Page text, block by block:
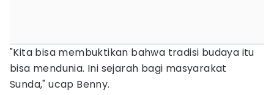
"Kita bisa membuktikan bahwa tradisi budaya itu
bisa mendunia. Ini sejarah bagi masyarakat
Sunda," ucap Benny.